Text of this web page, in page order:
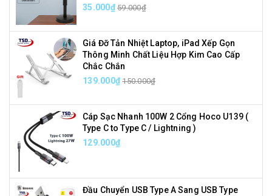
35.000₫ 59.000₫
Giá Đỡ Tản Nhiệt Laptop, iPad Xếp Gọn
Thông Minh Chất Liệu Hợp Kim Cao Cấp
Chắc Chắn
139.000₫ 150.000₫
Cáp Sạc Nhanh 100W 2 Cổng Hoco U139 (
Type C to Type C / Lightning )
129.000₫
Đầu Chuyển USB Type A Sang USB Type